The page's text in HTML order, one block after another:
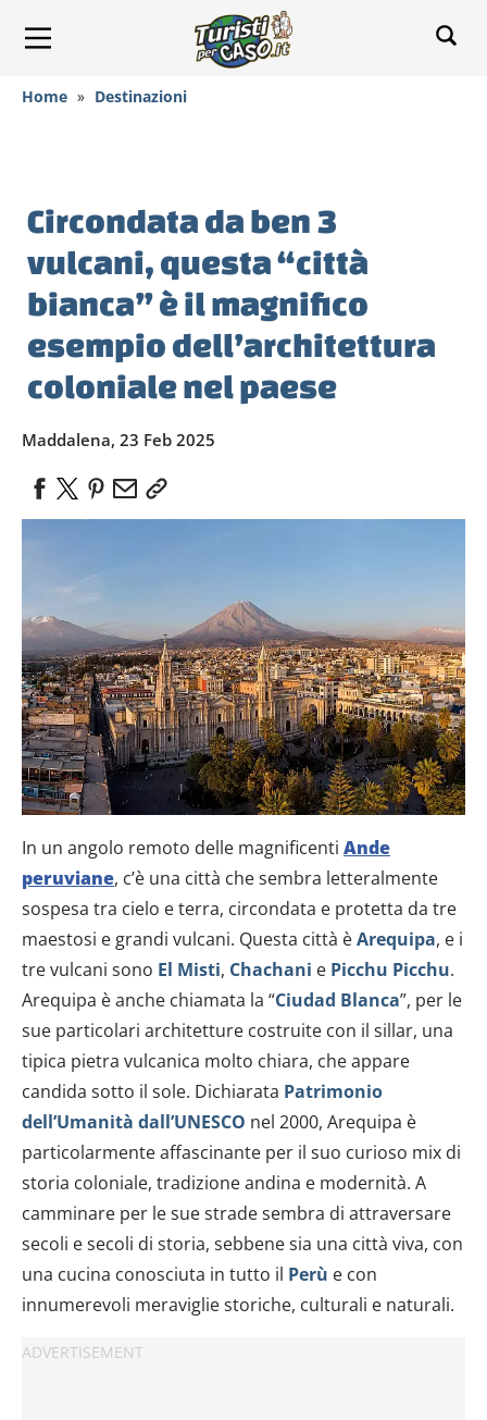
Home » Destinazioni
Circondata da ben 3
vulcani, questa “città
bianca” è il magnifico
esempio dell’architettura
coloniale nel paese
Maddalena, 23 Feb 2025
In un angolo remoto delle magnificenti Ande
peruviane, c’è una città che sembra letteralmente
sospesa tra cielo e terra, circondata e protetta da tre
maestosi e grandi vulcani. Questa città èArequipa, e i
tre vulcani sono El Misti, Chachani e Picchu Picchu.
Arequipa è anche chiamata la “Ciudad Blanca”, per le
sue particolari architetture costruite con il sillar, una
tipica pietra vulcanica molto chiara, che appare
candida sotto il sole. Dichiarata Patrimonio
dell’Umanità dall’UNESCO nel 2000, Arequipa è
particolarmente affascinante per il suo curioso mix di
storia coloniale, tradizione andina e modernità. A
camminare per le sue strade sembra di attraversare
secoli e secoli di storia, sebbene sia una città viva, con
una cucina conosciuta in tutto il Perù e con
innumerevoli meraviglie storiche, culturali e naturali.